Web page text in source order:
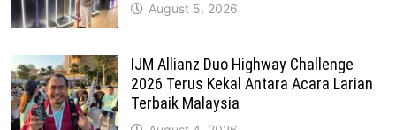
August 5, 2026
IJM Allianz Duo Highway Challenge
2026 Terus Kekal Antara Acara Larian
Terbaik Malaysia